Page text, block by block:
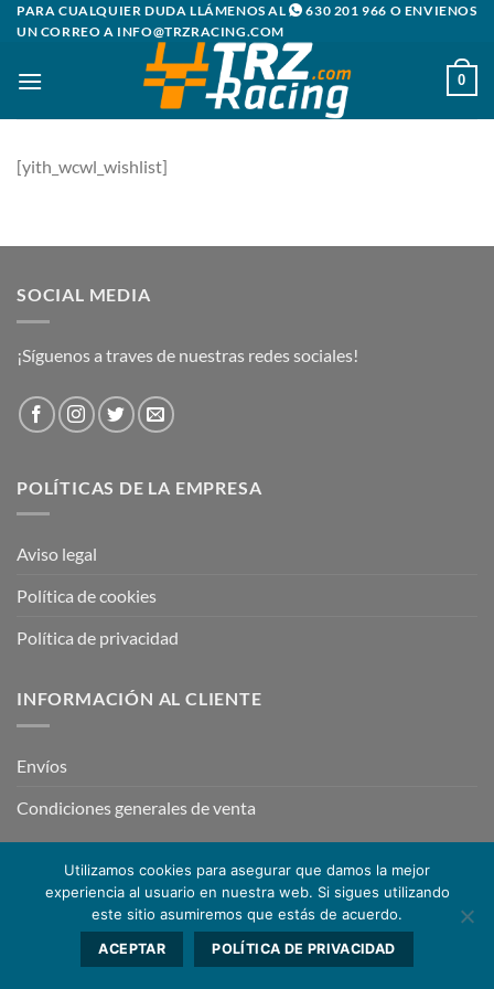
Saltar
PARA CUALQUIER DUDA LLÁMENOS AL 630 201 966 O ENVIENOS
UN CORREO A INFO@TRZRACING.COM
0
[yith_wcwl_wishlist]
SOCIAL MEDIA
¡Síguenos a traves de nuestras redes sociales!
POLÍTICAS DE LA EMPRESA
Aviso legal
Política de cookies
Política de privacidad
INFORMACIÓN AL CLIENTE
Envíos
Condiciones generales de venta
Copyright 2026 ©TRZ Racing
Utilizamos cookies para asegurar que damos la mejor
experiencia al usuario en nuestra web. Si sigues utilizando
este sitio asumiremos que estás de acuerdo.
ACEPTAR POLÍTICA DE PRIVACIDAD